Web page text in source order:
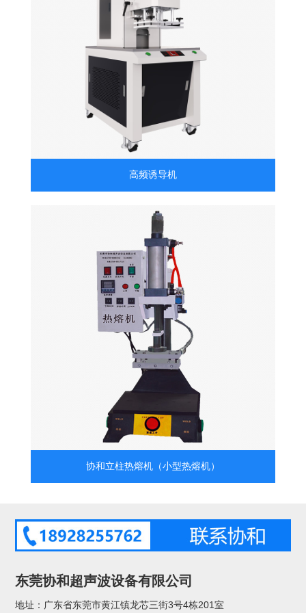
高频诱导机
协和立柱热熔机（小型热熔机）
东莞协和超声波设备有限公司
地址：广东省东莞市黄江镇龙芯三街3号4栋201室